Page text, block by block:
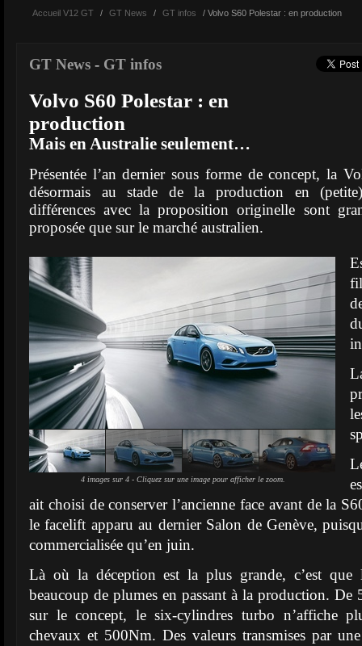
Accueil V12 GT / GT News / GT infos / Volvo S60 Polestar : en production
GT News - GT infos
Volvo S60 Polestar : en
production
Mais en Australie seulement…
Présentée l’an dernier sous forme de concept, la
désormais au stade de la production en
différences avec la proposition originelle sont
proposée que sur le marché australien.
4 images sur 4 - Cliquez sur une image pour afficher le zoom.
ait choisi de conserver l’ancienne face avant de la
le facelift apparu au dernier Salon de Genève,
commercialisée qu’en juin.
Là où la déception est la plus grande, c’est
beaucoup de plumes en passant à la production.
sur le concept, le six-cylindres turbo n’affiche
chevaux et 500Nm. Des valeurs transmises par